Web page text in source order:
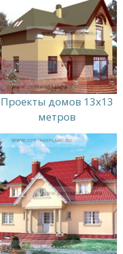
дома.
анализа.
Проекты домов 13x13
метров